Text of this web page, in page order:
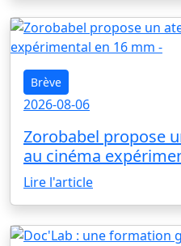
Brève
2026-08-06
Zorobabel propose
au cinéma
Lire l'article